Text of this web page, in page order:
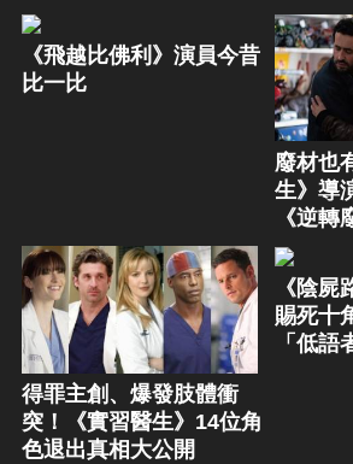
《飛越比佛利》演員今昔
比一比
廢材也
生》導
《逆轉
得罪主創、爆發肢體衝
突！《實習醫生》14位角
色退出真相大公開
《陰
賜死十
「低語